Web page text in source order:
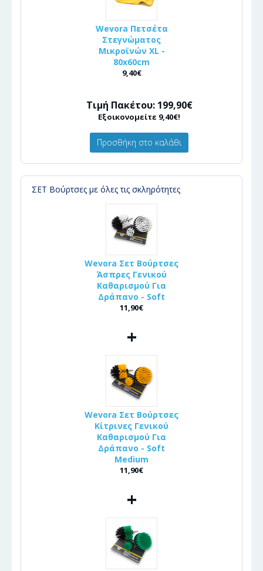
Wevora Πετσέτα
Στεγνώματος
Μικροϊνών XL -
80x60cm
9,40€
Τιμή Πακέτου: 199,90€
Εξοικονομείτε 9,40€!
Προσθήκη στο καλάθι
ΣΕΤ Βούρτσες με όλες τις σκληρότητες
Wevora Σετ Βούρτσες
Άσπρες Γενικού
Καθαρισμού Για
Δράπανο - Soft
11,90€
+
Wevora Σετ Βούρτσες
Κίτρινες Γενικού
Καθαρισμού Για
Δράπανο - Soft
Medium
11,90€
+